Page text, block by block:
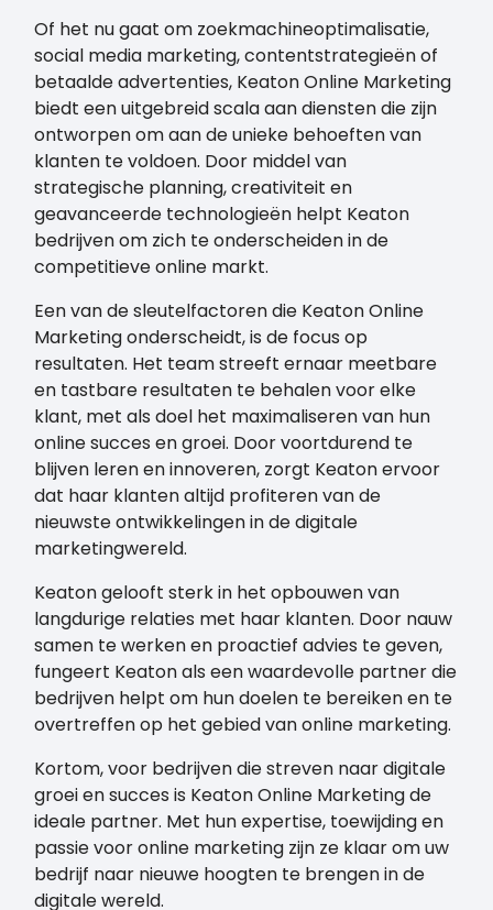
Of het nu gaat om zoekmachineoptimalisatie,
social media marketing, contentstrategieën of
betaalde advertenties, Keaton Online Marketing
biedt een uitgebreid scala aan diensten die zijn
ontworpen om aan de unieke behoeften van
klanten te voldoen. Door middel van
strategische planning, creativiteit en
geavanceerde technologieën helpt Keaton
bedrijven om zich te onderscheiden in de
competitieve online markt.
Een van de sleutelfactoren die Keaton Online
Marketing onderscheidt, is de focus op
resultaten. Het team streeft ernaar meetbare
en tastbare resultaten te behalen voor elke
klant, met als doel het maximaliseren van hun
online succes en groei. Door voortdurend te
blijven leren en innoveren, zorgt Keaton ervoor
dat haar klanten altijd profiteren van de
nieuwste ontwikkelingen in de digitale
marketingwereld.
Keaton gelooft sterk in het opbouwen van
langdurige relaties met haar klanten. Door nauw
samen te werken en proactief advies te geven,
fungeert Keaton als een waardevolle partner die
bedrijven helpt om hun doelen te bereiken en te
overtreffen op het gebied van online marketing.
Kortom, voor bedrijven die streven naar digitale
groei en succes is Keaton Online Marketing de
ideale partner. Met hun expertise, toewijding en
passie voor online marketing zijn ze klaar om uw
bedrijf naar nieuwe hoogten te brengen in de
digitale wereld.